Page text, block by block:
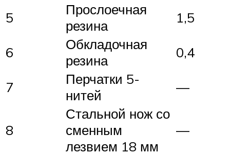
5
Прослоечная
резина
1,5
6
Обкладочная
резина
0,4
7
Перчатки 5-
нитей
—
8
Стальной нож со
сменным
лезвием 18 мм
—